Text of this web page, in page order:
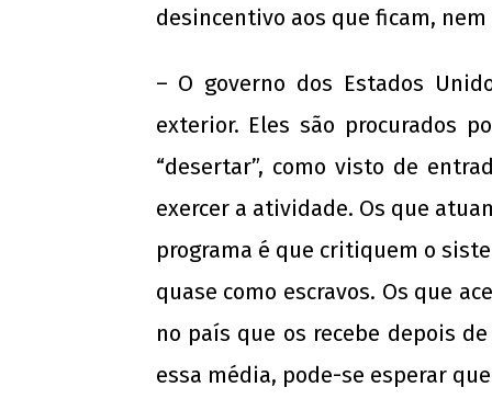
desincentivo aos que ficam,
– O governo dos Estados
exterior. Eles são procurados
“desertar”, como visto de
exercer a atividade. Os que
programa é que critiquem o
quase como escravos. Os que
no país que os recebe depois
essa média, pode-se esperar